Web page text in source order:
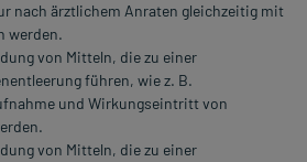
nach ärztlichem Anraten gleichzeitig mit
werden.
von Mitteln, die zu einer
führen, wie z. B.
und Wirkungseintritt von
von Mitteln, die zu einer